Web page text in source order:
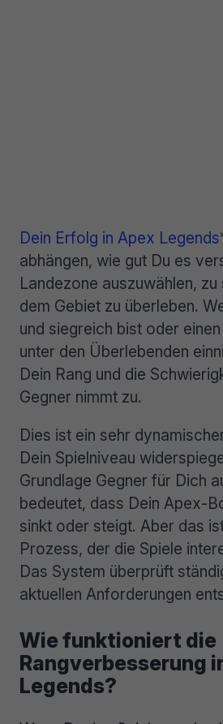
Dein Erfolg in Apex Legends
abhängen, wie gut Du es
Landezone auszuwählen, zu
dem Gebiet zu überleben.
und siegreich bist oder
unter den Überlebenden
Dein Rang und die
Gegner nimmt zu.
Dies ist ein sehr
Dein Spielniveau
Grundlage Gegner für Dich
bedeutet, dass Dein Apex-
sinkt oder steigt. Aber das
Prozess, der die Spiele
Das System überprüft
aktuellen Anforderungen
Wie funktioniert die
Rangverbesserung
Legends?